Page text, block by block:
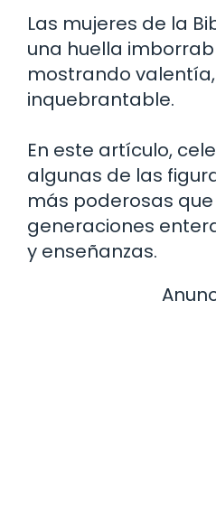
Las mujeres de la
una huella
mostrando
inquebrantable.
En este artículo,
algunas de las
más poderosas
generaciones
y enseñanzas.